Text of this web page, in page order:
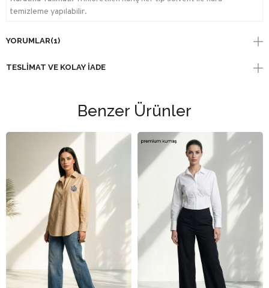
temizleme yapılabilir.
YORUMLAR(1)
TESLIMAT VE KOLAY İADE
Benzer Ürünler